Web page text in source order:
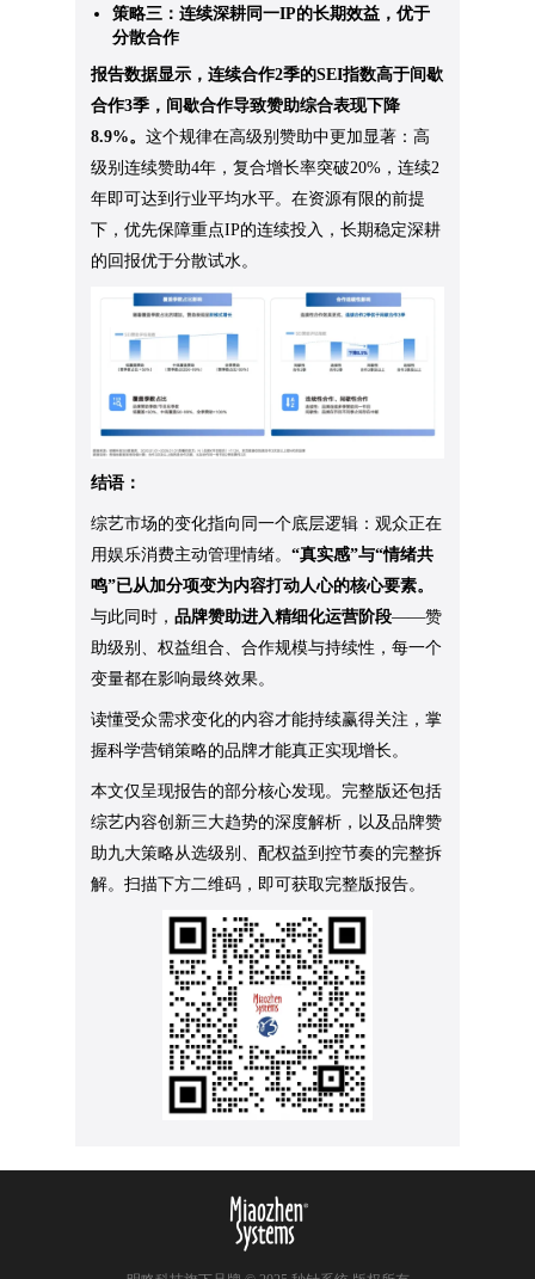
策略三：连续深耕同一IP的长期效益，优于
分散合作
报告数据显示，连续合作2季的SEI指数高于间歇
合作3季，间歇合作导致赞助综合表现下降
8.9%。这个规律在高级别赞助中更加显著：高
级别连续赞助4年，复合增长率突破20%，连续2
年即可达到行业平均水平。在资源有限的前提
下，优先保障重点IP的连续投入，长期稳定深耕
的回报优于分散试水。
结语：
综艺市场的变化指向同一个底层逻辑：观众正在
用娱乐消费主动管理情绪。“真实感”与“情绪共
鸣”已从加分项变为内容打动人心的核心要素。
与此同时，品牌赞助进入精细化运营阶段——赞
助级别、权益组合、合作规模与持续性，每一个
变量都在影响最终效果。
读懂受众需求变化的内容才能持续赢得关注，掌
握科学营销策略的品牌才能真正实现增长。
本文仅呈现报告的部分核心发现。完整版还包括
综艺内容创新三大趋势的深度解析，以及品牌赞
助九大策略从选级别、配权益到控节奏的完整拆
解。扫描下方二维码，即可获取完整版报告。